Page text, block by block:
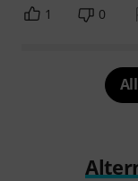
1 0